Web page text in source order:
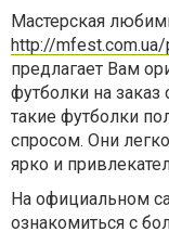
Мастерская
http://
предлагает Вам
футболки на
такие футболки
спросом. Они
ярко и
На официальном
ознакомиться с